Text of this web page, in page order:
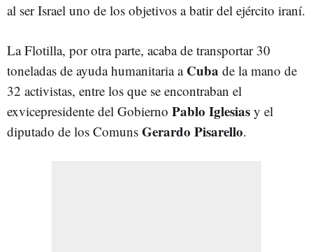
al ser Israel uno de los objetivos a batir del ejército iraní.
La Flotilla, por otra parte, acaba de transportar 30
toneladas de ayuda humanitaria a Cuba de la mano de
32 activistas, entre los que se encontraban el
exvicepresidente del Gobierno Pablo Iglesias y el
diputado de los Comuns Gerardo Pisarello.